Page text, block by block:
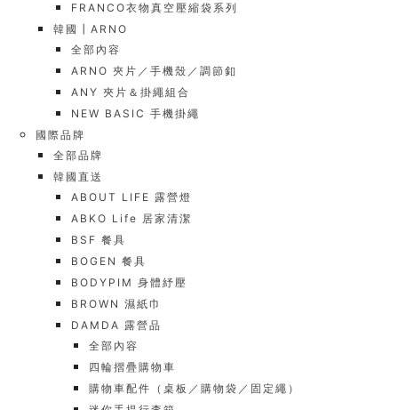
FRANCO衣物真空壓縮袋系列
韓國┃ARNO
全部內容
ARNO 夾片／手機殼／調節釦
ANY 夾片＆掛繩組合
NEW BASIC 手機掛繩
國際品牌
全部品牌
韓國直送
ABOUT LIFE 露營燈
ABKO Life 居家清潔
BSF 餐具
BOGEN 餐具
BODYPIM 身體紓壓
BROWN 濕紙巾
DAMDA 露營品
全部內容
四輪摺疊購物車
購物車配件（桌板／購物袋／固定繩）